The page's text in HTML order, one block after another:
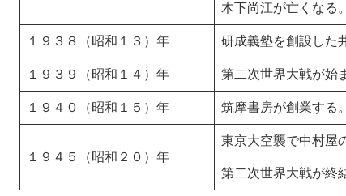
木下尚江が亡くなる。
１９３８（昭和１３）年 研成義塾を創設した
１９３９（昭和１４）年 第二次世界大戦が始
１９４０（昭和１５）年 筑摩書房が創業する。
１９４５（昭和２０）年
東京大空襲で中村屋
第二次世界大戦が終